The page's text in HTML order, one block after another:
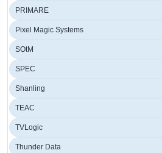
PRIMARE
Pixel Magic Systems
SOtM
SPEC
Shanling
TEAC
TVLogic
Thunder Data